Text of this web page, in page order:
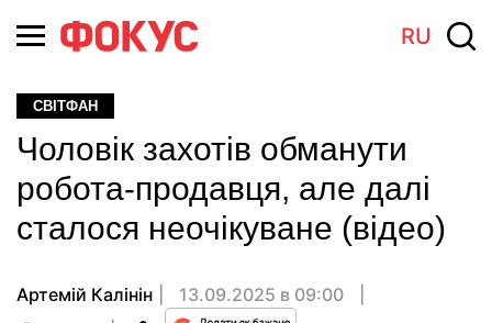
RU
СВІТФАН
Чоловік захотів обманути
робота-продавця, але далі
сталося неочікуване (відео)
Артемій Калінін
13.09.2025 в 09:00